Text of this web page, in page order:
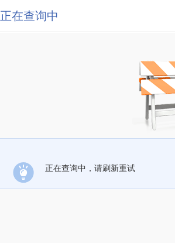
正在查询中
正在查询中，请刷新重试